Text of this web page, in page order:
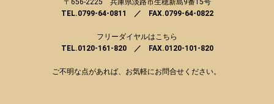
〒656-2225 兵庫県淡路市生穂新島9番15号
TEL.0799-64-0811 ／ FAX.0799-64-0822
フリーダイヤルはこちら
TEL.0120-161-820 ／ FAX.0120-101-820
ご不明な点があれば、お気軽にお問合せください。